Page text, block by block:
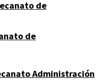
de
de
Administración